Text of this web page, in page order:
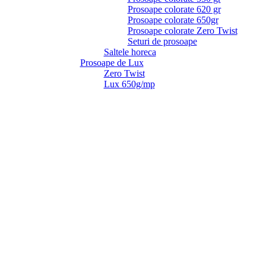
Prosoape colorate 620 gr
Prosoape colorate 650gr
Prosoape colorate Zero Twist
Seturi de prosoape
Saltele horeca
Prosoape de Lux
Zero Twist
Lux 650g/mp